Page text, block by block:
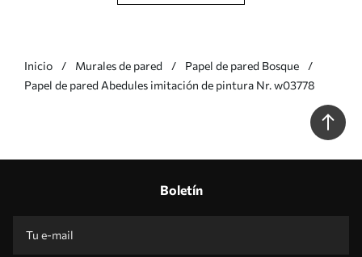
Inicio Murales de pared
Papel de pared Bosque
Papel de pared Abedules imitación de pintura Nr. w03778
Boletín